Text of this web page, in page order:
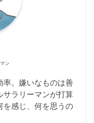
ン
率。嫌いなものは善
サラリーマンが打算
を感じ、何を思うの